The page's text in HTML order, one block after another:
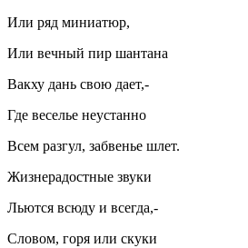
Или ряд миниатюр,
Или вечный пир шантана
Вакху дань свою дает,-
Где веселье неустанно
Всем разгул, забвенье шлет.
Жизнерадостные звуки
Льются всюду и всегда,-
Словом, горя или скуки